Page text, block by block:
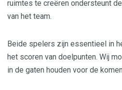
ruimtes te creëren ondersteunt
van het team.
Beide spelers zijn essentieel in
het scoren van doelpunten. Wij
in de gaten houden voor de